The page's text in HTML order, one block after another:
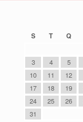
S
T Q
3
4 5
10
11 12
17
18 19
24
25 26
31